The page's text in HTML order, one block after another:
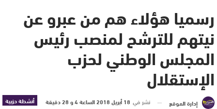
رسميا هؤلاء هم من عبرو عن
نيتهم للترشح لمنصب رئيس
المجلس الوطني لحزب
الإستقلال
أنشطة حزبية إدارة الموقع نشر في 18 أبريل 2018 الساعة 4 و 28 دقيقة